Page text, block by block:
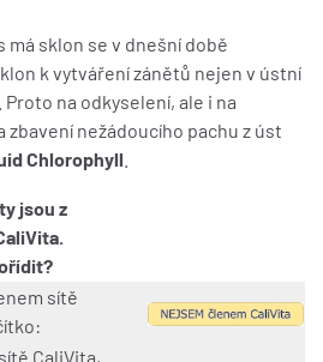
sklon se v dnešní době
k vytváření zánětů nejen v ústní
na odkyselení, ale i na
nežádoucího pachu z úst
Chlorophyll
jsou z
sítě
CaliVita,